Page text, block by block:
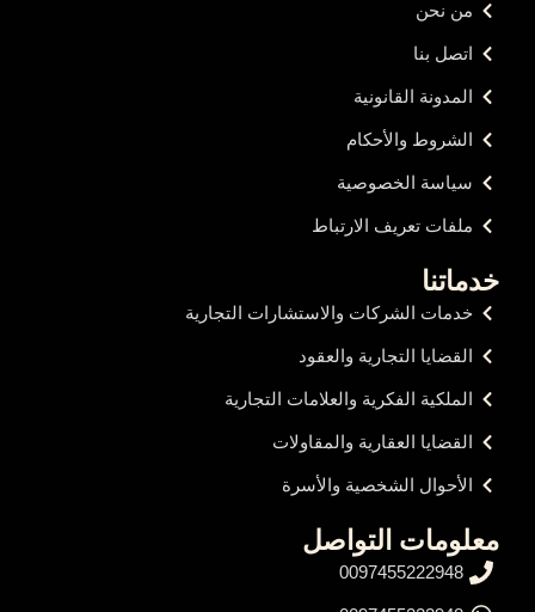
من نحن
اتصل بنا
المدونة القانونية
الشروط والأحكام
سياسة الخصوصية
ملفات تعريف الارتباط
خدماتنا
خدمات الشركات والاستشارات التجارية
القضايا التجارية والعقود
الملكية الفكرية والعلامات التجارية
القضايا العقارية والمقاولات
الأحوال الشخصية والأسرة
معلومات التواصل
0097455222948